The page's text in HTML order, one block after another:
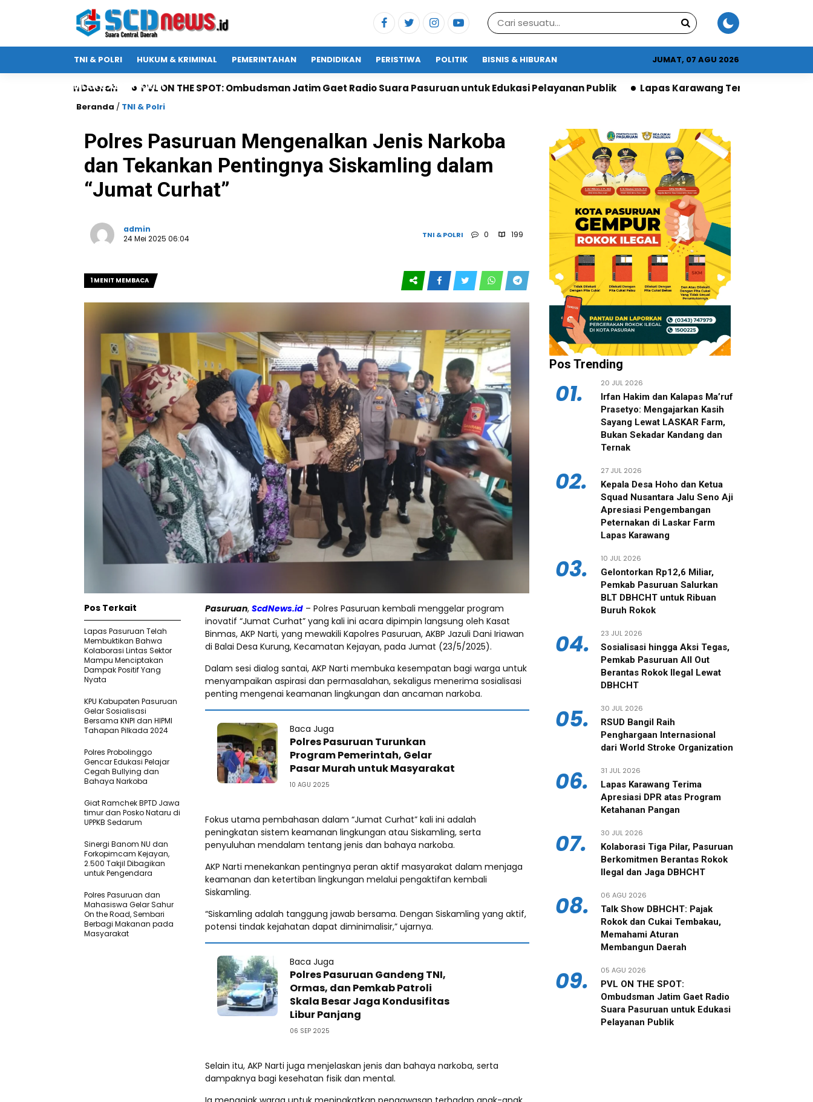
TNI & POLRI HUKUM & KRIMINAL PEMERINTAHAN PENDIDIKAN PERISTIWA POLITIK BISNIS & HIBURAN
IKLAN & ADVERTORIAL
JUMAT, 07 AGU 2026
PVL ON THE SPOT: Ombudsman Jatim Gaet Radio Suara Pasuruan untuk Edukasi Pelayanan Publik Lapas Karawang Terima Apresiasi DPR atas
Beranda / TNI & Polri
Polres Pasuruan Mengenalkan Jenis Narkoba
dan Tekankan Pentingnya Siskamling dalam
“Jumat Curhat”
admin
24 Mei 2025 06:04
TNI & POLRI 0 199
1 MENIT MEMBACA
Pasuruan, ScdNews.id – Polres Pasuruan kembali menggelar program
inovatif “Jumat Curhat” yang kali ini acara dipimpin langsung oleh Kasat
Binmas, AKP Narti, yang mewakili Kapolres Pasuruan, AKBP Jazuli Dani Iriawan
di Balai Desa Kurung, Kecamatan Kejayan, pada Jumat (23/5/2025).
Dalam sesi dialog santai, AKP Narti membuka kesempatan bagi warga untuk
menyampaikan aspirasi dan permasalahan, sekaligus menerima sosialisasi
penting mengenai keamanan lingkungan dan ancaman narkoba.
Baca Juga
Polres Pasuruan Turunkan
Program Pemerintah, Gelar
Pasar Murah untuk Masyarakat
10 AGU 2025
Fokus utama pembahasan dalam “Jumat Curhat” kali ini adalah
peningkatan sistem keamanan lingkungan atau Siskamling, serta
penyuluhan mendalam tentang jenis dan bahaya narkoba.
AKP Narti menekankan pentingnya peran aktif masyarakat dalam menjaga
keamanan dan ketertiban lingkungan melalui pengaktifan kembali
Siskamling.
“Siskamling adalah tanggung jawab bersama. Dengan Siskamling yang aktif,
potensi tindak kejahatan dapat diminimalisir,” ujarnya.
Baca Juga
Polres Pasuruan Gandeng TNI,
Ormas, dan Pemkab Patroli
Skala Besar Jaga Kondusifitas
Libur Panjang
06 SEP 2025
Selain itu, AKP Narti juga menjelaskan jenis dan bahaya narkoba, serta
dampaknya bagi kesehatan fisik dan mental.
Pos Terkait
Lapas Pasuruan Telah
Membuktikan Bahwa
Kolaborasi Lintas Sektor
Mampu Menciptakan
Dampak Positif Yang
Nyata
KPU Kabupaten Pasuruan
Gelar Sosialisasi
Bersama KNPI dan HIPMI
Tahapan Pilkada 2024
Polres Probolinggo
Gencar Edukasi Pelajar
Cegah Bullying dan
Bahaya Narkoba
Giat Ramchek BPTD Jawa
timur dan Posko Nataru di
UPPKB Sedarum
Sinergi Banom NU dan
Forkopimcam Kejayan,
2.500 Takjil Dibagikan
untuk Pengendara
Polres Pasuruan dan
Mahasiswa Gelar Sahur
On the Road, Sembari
Berbagi Makanan pada
Masyarakat
Pos Trending
01. 20 JUL 2026
‎Irfan Hakim dan Kalapas Ma’ruf
Prasetyo: Mengajarkan Kasih
Sayang Lewat LASKAR Farm,
Bukan Sekadar Kandang dan
Ternak
02. 27 JUL 2026
‎Kepala Desa Hoho dan Ketua
Squad Nusantara Jalu Seno Aji
Apresiasi Pengembangan
Peternakan di Laskar Farm
Lapas Karawang
03. 10 JUL 2026
Gelontorkan Rp12,6 Miliar,
Pemkab Pasuruan Salurkan
BLT DBHCHT untuk Ribuan
Buruh Rokok
04. 23 JUL 2026
‎Sosialisasi hingga Aksi Tegas,
Pemkab Pasuruan All Out
Berantas Rokok Ilegal Lewat
DBHCHT
05. 30 JUL 2026
RSUD Bangil Raih
Penghargaan Internasional
dari World Stroke Organization
06. 31 JUL 2026
Lapas Karawang Terima
Apresiasi DPR atas Program
Ketahanan Pangan
07. 30 JUL 2026
‎Kolaborasi Tiga Pilar, Pasuruan
Berkomitmen Berantas Rokok
Ilegal dan Jaga DBHCHT
08. 06 AGU 2026
‎Talk Show DBHCHT: Pajak
Rokok dan Cukai Tembakau,
Memahami Aturan
Membangun Daerah
09. 05 AGU 2026
PVL ON THE SPOT:
Ombudsman Jatim Gaet Radio
Suara Pasuruan untuk Edukasi
Pelayanan Publik